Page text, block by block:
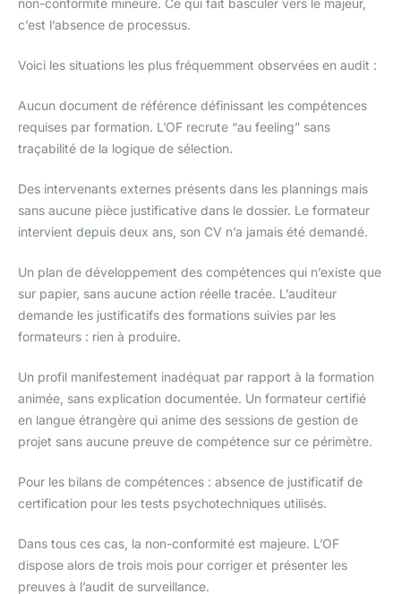
c’est l’absence de processus.
Voici les situations les plus fréquemment observées en audit :
Aucun document de référence définissant les compétences
requises par formation. L’OF recrute “au feeling” sans
traçabilité de la logique de sélection.
Des intervenants externes présents dans les plannings mais
sans aucune pièce justificative dans le dossier. Le formateur
intervient depuis deux ans, son CV n’a jamais été demandé.
Un plan de développement des compétences qui n’existe que
sur papier, sans aucune action réelle tracée. L’auditeur
demande les justificatifs des formations suivies par les
formateurs : rien à produire.
Un profil manifestement inadéquat par rapport à la formation
animée, sans explication documentée. Un formateur certifié
en langue étrangère qui anime des sessions de gestion de
projet sans aucune preuve de compétence sur ce périmètre.
Pour les bilans de compétences : absence de justificatif de
certification pour les tests psychotechniques utilisés.
Dans tous ces cas, la non-conformité est majeure. L’OF
dispose alors de trois mois pour corriger et présenter les
preuves à l’audit de surveillance.